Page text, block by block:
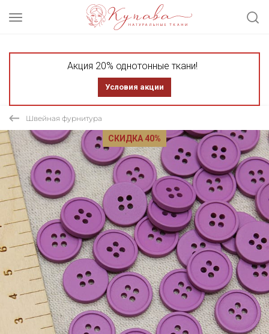
Акция 20% однотонные ткани!
Условия акции
Швейная фурнитура
СКИДКА 40%